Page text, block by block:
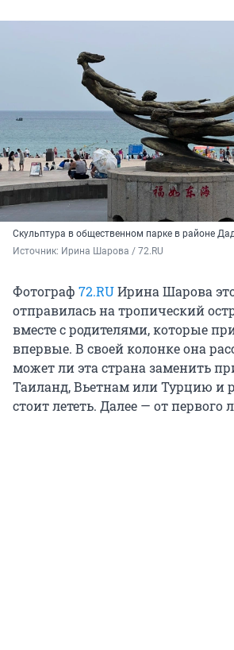
Скульптура в общественном парке в районе
Источник: Ирина Шарова / 72.RU
Фотограф 72.RUИрина Шарова
отправилась на тропический
вместе с родителями, которые
впервые. В своей колонке она
может ли эта страна заменить
Таиланд, Вьетнам или Турцию и
стоит лететь. Далее — от первого